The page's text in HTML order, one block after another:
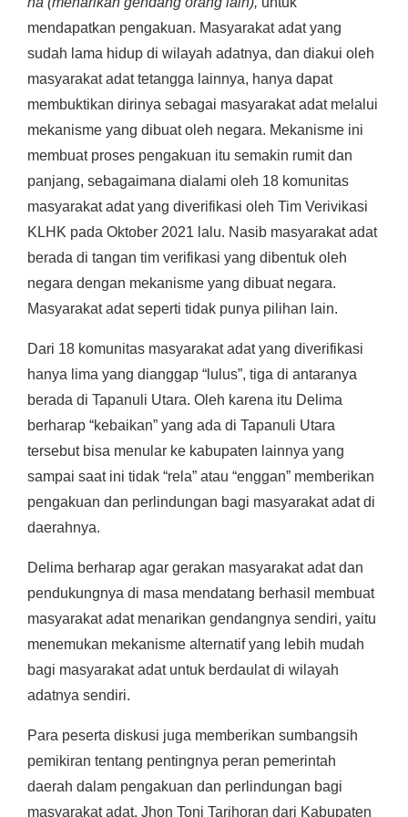
mendapatkan pengakuan. Masyarakat adat yang
sudah lama hidup di wilayah adatnya, dan diakui oleh
masyarakat adat tetangga lainnya, hanya dapat
membuktikan dirinya sebagai masyarakat adat melalui
mekanisme yang dibuat oleh negara. Mekanisme ini
membuat proses pengakuan itu semakin rumit dan
panjang, sebagaimana dialami oleh 18 komunitas
masyarakat adat yang diverifikasi oleh Tim Verivikasi
KLHK pada Oktober 2021 lalu. Nasib masyarakat adat
berada di tangan tim verifikasi yang dibentuk oleh
negara dengan mekanisme yang dibuat negara.
Masyarakat adat seperti tidak punya pilihan lain.
Dari 18 komunitas masyarakat adat yang diverifikasi
hanya lima yang dianggap “lulus”, tiga di antaranya
berada di Tapanuli Utara. Oleh karena itu Delima
berharap “kebaikan” yang ada di Tapanuli Utara
tersebut bisa menular ke kabupaten lainnya yang
sampai saat ini tidak “rela” atau “enggan” memberikan
pengakuan dan perlindungan bagi masyarakat adat di
daerahnya.
Delima berharap agar gerakan masyarakat adat dan
pendukungnya di masa mendatang berhasil membuat
masyarakat adat menarikan gendangnya sendiri, yaitu
menemukan mekanisme alternatif yang lebih mudah
bagi masyarakat adat untuk berdaulat di wilayah
adatnya sendiri.
Para peserta diskusi juga memberikan sumbangsih
pemikiran tentang pentingnya peran pemerintah
daerah dalam pengakuan dan perlindungan bagi
masyarakat adat. Jhon Toni Tarihoran dari Kabupaten